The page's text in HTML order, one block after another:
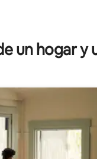
5; 11 evaluaciones
un hogar y